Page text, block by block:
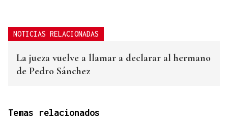
NOTICIAS RELACIONADAS
La jueza vuelve a llamar a declarar al hermano
de Pedro Sánchez
Temas relacionados